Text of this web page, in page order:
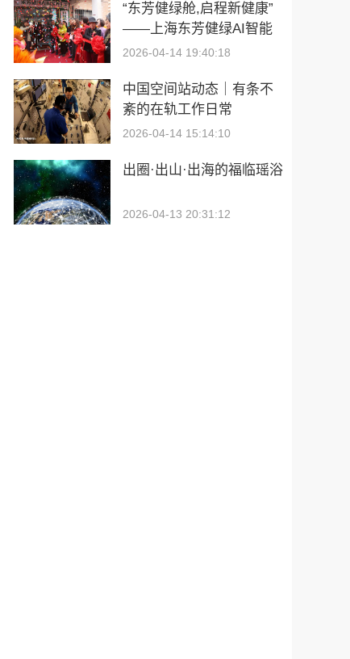
“东芳健绿舱,启程新健康”
——上海东芳健绿AI智能
养身舱品牌发布会圆满成
2026-04-14 19:40:18
中国空间站动态｜有条不
紊的在轨工作日常
2026-04-14 15:14:10
出圈·出山·出海的福临瑶浴
2026-04-13 20:31:12